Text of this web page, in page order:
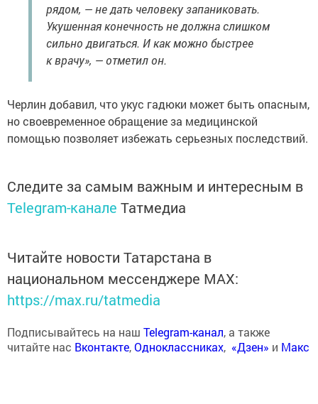
рядом, — не дать человеку запаниковать.
Укушенная конечность не должна слишком
сильно двигаться. И как можно быстрее
к врачу», — отметил он.
Черлин добавил, что укус гадюки может быть опасным,
но своевременное обращение за медицинской
помощью позволяет избежать серьезных последствий.
Следите за самым важным и интересным в
Telegram-канале Татмедиа
Читайте новости Татарстана в
национальном мессенджере MАХ:
https://max.ru/tatmedia
Подписывайтесь на наш Telegram-канал, а также
читайте нас Вконтакте,Одноклассниках, «Дзен» и Макс